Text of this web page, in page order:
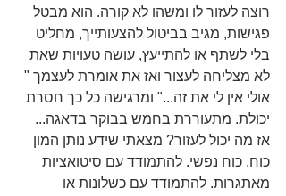
רוצה לעזור לו ומשהו לא קורה. הוא מבטל
פגישות, מגיב בביטול להצעותייך, מחליט
בלי לשתף או להתייעץ, עושה טעויות שאת
לא מצליחה לעצור ואז את אומרת לעצמך "
אולי אין לי את זה..." ומרגישה כל כך חסרת
יכולת. מתעוררת בחמש בבוקר בדאגה...
אז מה יכול לעזור? מצאתי שידע נותן המון
כוח. כוח נפשי. להתמודד עם סיטואציות
מאתגרות. להתמודד עם כשלונות או